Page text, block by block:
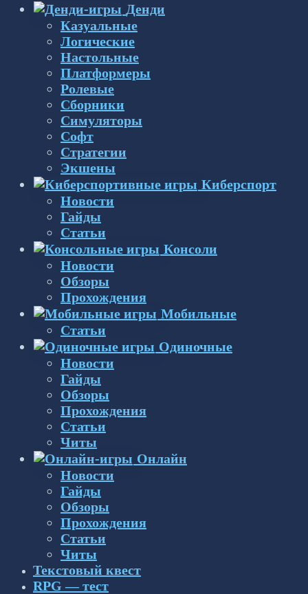
Денди
Казуальные
Логические
Настольные
Платформеры
Ролевые
Сборники
Симуляторы
Софт
Стратегии
Экшены
Киберспорт
Новости
Гайды
Статьи
Консоли
Новости
Обзоры
Прохождения
Мобильные
Статьи
Одиночные
Новости
Гайды
Обзоры
Прохождения
Статьи
Читы
Онлайн
Новости
Гайды
Обзоры
Прохождения
Статьи
Читы
Текстовый квест
RPG — тест